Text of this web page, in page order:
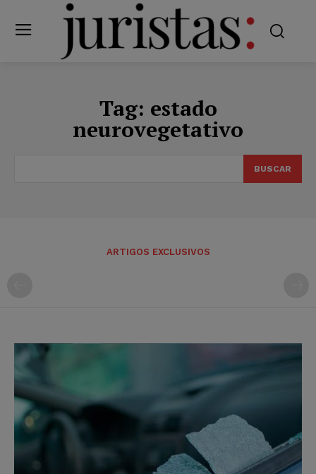
Tag: estado
neurovegetativo
BUSCAR
ARTIGOS EXCLUSIVOS